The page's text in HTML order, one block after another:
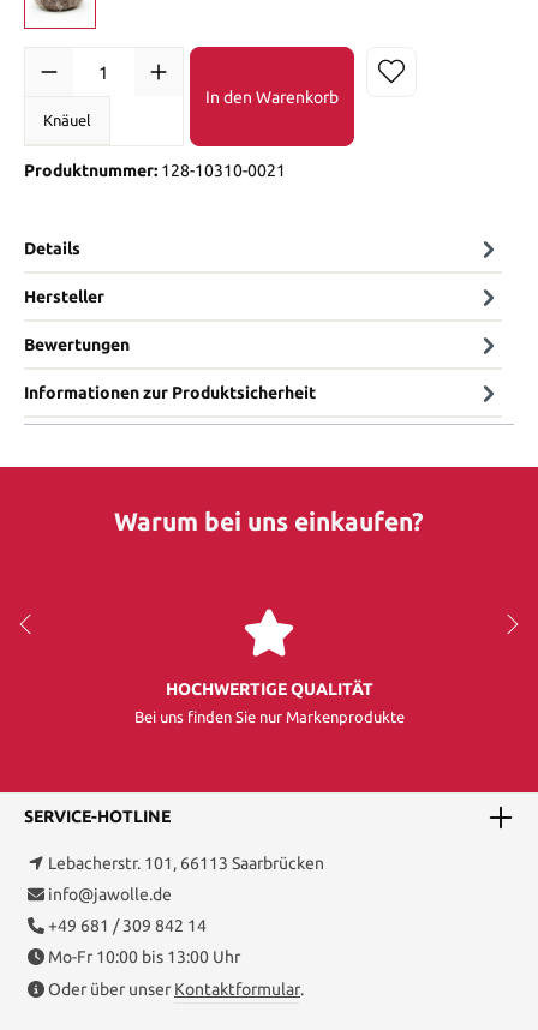
Knäuel
In den Warenkorb
Produktnummer: 128-10310-0021
Details
Hersteller
Bewertungen
Informationen zur Produktsicherheit
Warum bei uns einkaufen?
HOCHWERTIGE QUALITÄT
Bei uns finden Sie nur Markenprodukte
SERVICE-HOTLINE
Lebacherstr. 101, 66113 Saarbrücken
info@jawolle.de
+49 681 / 309 842 14
Mo-Fr 10:00 bis 13:00 Uhr
Oder über unser Kontaktformular.